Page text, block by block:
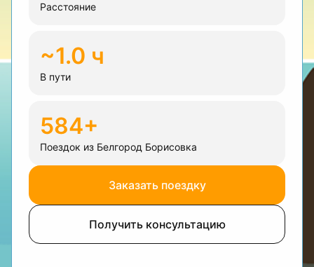
Расстояние
~1.0 ч
В пути
584+
Поездок из Белгород Борисовка
Заказать поездку
Получить консультацию